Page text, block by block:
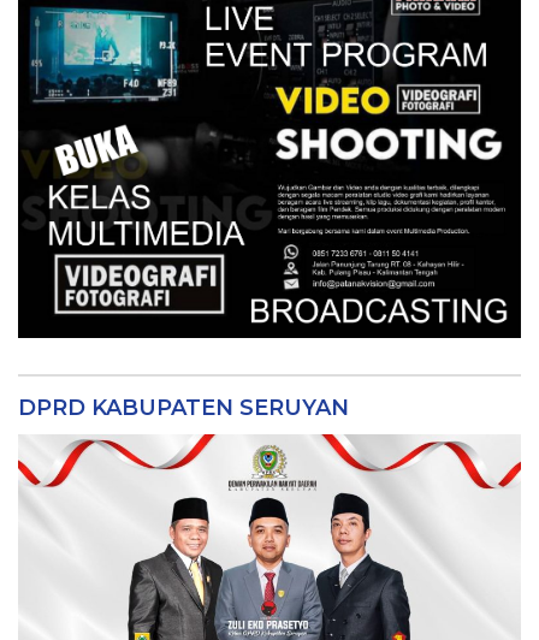
DPRD KABUPATEN SERUYAN